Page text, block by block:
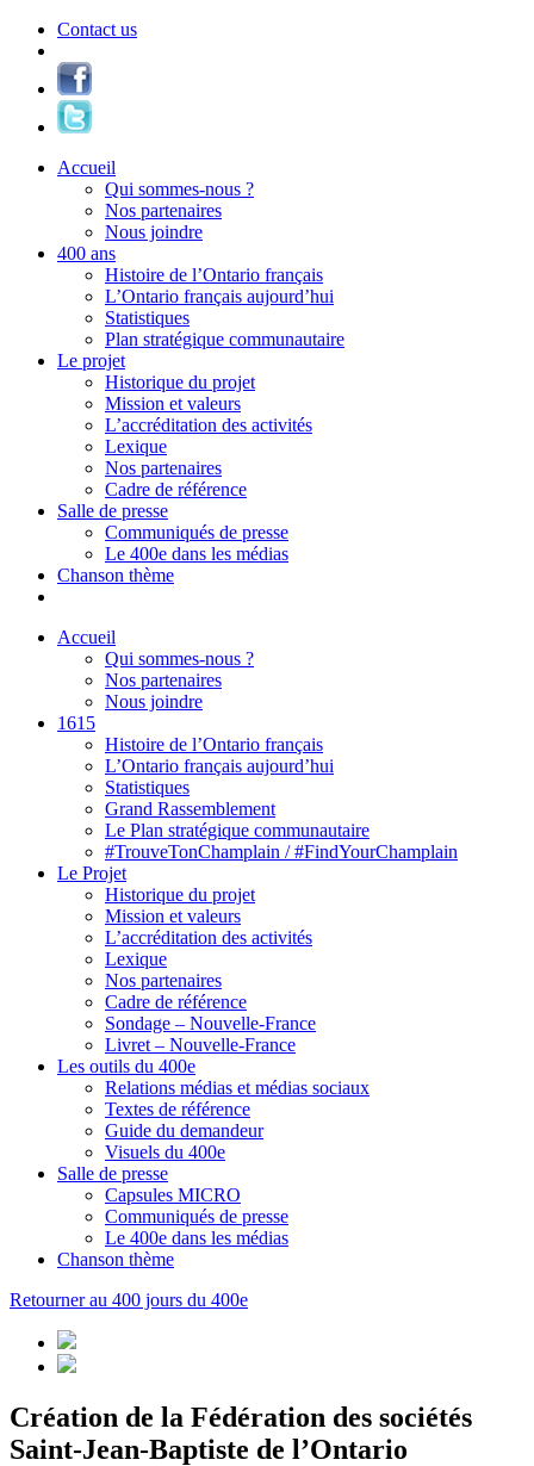
Contact us
Accueil
Qui sommes-nous ?
Nos partenaires
Nous joindre
400 ans
Histoire de l’Ontario français
L’Ontario français aujourd’hui
Statistiques
Plan stratégique communautaire
Le projet
Historique du projet
Mission et valeurs
L’accréditation des activités
Lexique
Nos partenaires
Cadre de référence
Salle de presse
Communiqués de presse
Le 400e dans les médias
Chanson thème
Accueil
Qui sommes-nous ?
Nos partenaires
Nous joindre
1615
Histoire de l’Ontario français
L’Ontario français aujourd’hui
Statistiques
Grand Rassemblement
Le Plan stratégique communautaire
#TrouveTonChamplain / #FindYourChamplain
Le Projet
Historique du projet
Mission et valeurs
L’accréditation des activités
Lexique
Nos partenaires
Cadre de référence
Sondage – Nouvelle-France
Livret – Nouvelle-France
Les outils du 400e
Relations médias et médias sociaux
Textes de référence
Guide du demandeur
Visuels du 400e
Salle de presse
Capsules MICRO
Communiqués de presse
Le 400e dans les médias
Chanson thème
Retourner au 400 jours du 400e
Création de la Fédération des sociétés
Saint-Jean-Baptiste de l’Ontario